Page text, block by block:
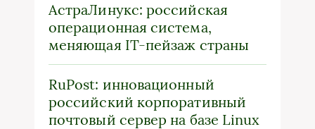
АстраЛинукс: российская
операционная система,
меняющая IT-пейзаж страны
RuPost: инновационный
российский корпоративный
почтовый сервер на базе Linux